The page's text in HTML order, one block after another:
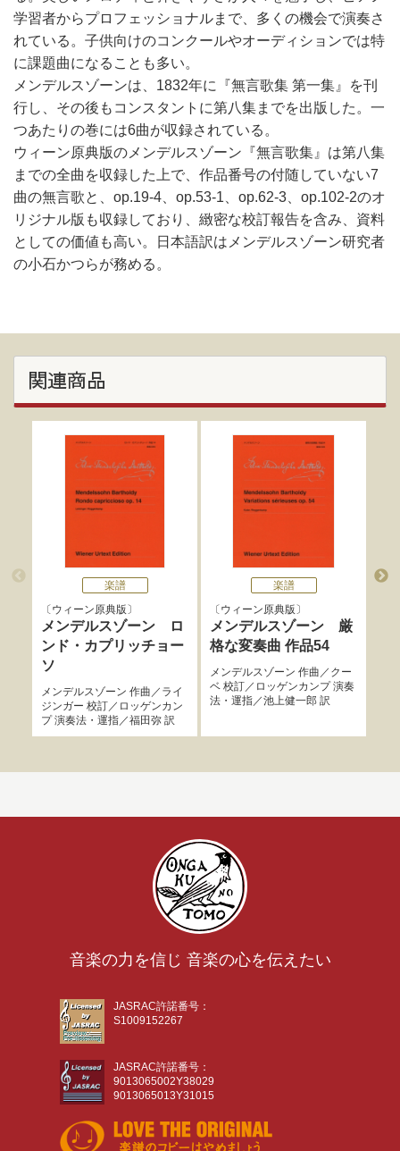
学習者からプロフェッショナルまで、多くの機会で演奏さ
れている。子供向けのコンクールやオーディションでは特
に課題曲になることも多い。
メンデルスゾーンは、1832年に『無言歌集 第一集』を刊
行し、その後もコンスタントに第八集までを出版した。一
つあたりの巻には6曲が収録されている。
ウィーン原典版のメンデルスゾーン『無言歌集』は第八集
までの全曲を収録した上で、作品番号の付随していない7
曲の無言歌と、op.19-4、op.53-1、op.62-3、op.102-2のオ
リジナル版も収録しており、緻密な校訂報告を含み、資料
としての価値も高い。日本語訳はメンデルスゾーン研究者
の小石かつらが務める。
関連商品
楽譜
ウィーン原典版
メンデルスゾーン ロ
ンド・カプリッチョー
ソ
メンデルスゾーン 作曲／ ライ
ジンガー 校訂／ ロッゲンカン
プ演奏法・運指／福田弥訳
楽譜
ウィーン原典版
メンデルスゾーン 厳
格な変奏曲 作品54
メンデルスゾーン 作曲／ クー
ベ校訂／ ロッゲンカンプ演奏
法・運指／池上健一郎訳
音楽の力を信じ 音楽の心を伝えたい
JASRAC許諾番号：
S1009152267
JASRAC許諾番号：
9013065002Y38029
9013065013Y31015